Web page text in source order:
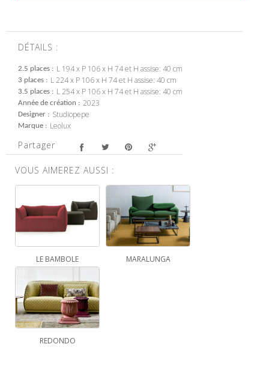
DÉTAILS :
2.5 places L 194 x P 106 x H 74 et H assise: 40 cm
3 places L 224 x P 106 x H 74 et H assise: 40 cm
3.5 places L 254 x P 106 x H 74 et H assise: 40 cm
Année de création 2023
Designer Studiopepe
Marque Leolux
Partager
VOUS AIMEREZ AUSSI :
LE BAMBOLE MARALUNGA
REDONDO